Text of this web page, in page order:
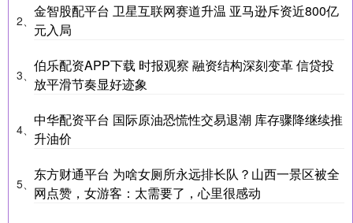
2、
金智股配平台 卫星互联网赛道升温 亚马逊斥资近800亿
元入局
3、
伯乐配资APP下载 时报观察 融资结构深刻变革 信贷投
放平滑节奏显好迹象
4、
中华配资平台 国际原油恐慌性交易退潮 库存骤降继续推
升油价
5、
东方财通平台 为啥女厕所永远排长队？山西一景区被全
网点赞，女游客：太需要了，心里很感动